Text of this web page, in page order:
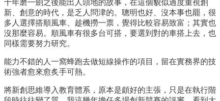
十年磨一劍之後能出人頭地的故事，在這個貌似過度重視創
新、創意的時代，是乏人問津的。聰明也好、沒本事也罷，很
多人選擇搭順風車、趁機撈一票，覺得比較容易致富；其實也
沒那麼容易。順風車有很多台可搭，要選到對的車搭上去，也
同樣需要努力研究。
能力不錯的人一窩蜂跑去做短線操作的項目，留在實務界的技
術強者愈來愈炙手可熱。
將新創思維導入教育體系，原本是頗好的主張，只是在執行階